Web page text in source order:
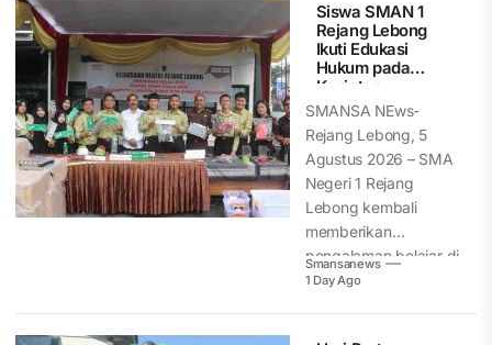
Siswa SMAN 1
Rejang Lebong
Ikuti Edukasi
Hukum pada
Kegiatan
Pemusnahan
Barang Bukti
Kejari Rejang
Lebong
SMANSA NEws-
Rejang Lebong, 5
Agustus 2026 – SMA
Negeri 1 Rejang
Lebong kembali
memberikan
pengalaman belajar di
luar kelas...
Smansanews
1 Day Ago